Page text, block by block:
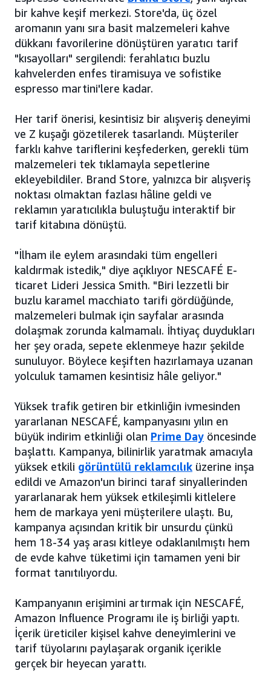
bir kahve keşif merkezi. Store'da, üç özel
aromanın yanı sıra basit malzemeleri kahve
dükkanı favorilerine dönüştüren yaratıcı tarif
"kısayolları" sergilendi: ferahlatıcı buzlu
kahvelerden enfes tiramisuya ve sofistike
espresso martini'lere kadar.
Her tarif önerisi, kesintisiz bir alışveriş deneyimi
ve Z kuşağı gözetilerek tasarlandı. Müşteriler
farklı kahve tariflerini keşfederken, gerekli tüm
malzemeleri tek tıklamayla sepetlerine
ekleyebildiler. Brand Store, yalnızca bir alışveriş
noktası olmaktan fazlası hâline geldi ve
reklamın yaratıcılıkla buluştuğu interaktif bir
tarif kitabına dönüştü.
"İlham ile eylem arasındaki tüm engelleri
kaldırmak istedik," diye açıklıyor NESCAFÉ E-
ticaret Lideri Jessica Smith. "Biri lezzetli bir
buzlu karamel macchiato tarifi gördüğünde,
malzemeleri bulmak için sayfalar arasında
dolaşmak zorunda kalmamalı. İhtiyaç duydukları
her şey orada, sepete eklenmeye hazır şekilde
sunuluyor. Böylece keşiften hazırlamaya uzanan
yolculuk tamamen kesintisiz hâle geliyor."
Yüksek trafik getiren bir etkinliğin ivmesinden
yararlanan NESCAFÉ, kampanyasını yılın en
büyük indirim etkinliği olan Prime Day öncesinde
başlattı. Kampanya, bilinirlik yaratmak amacıyla
yüksek etkili görüntülü reklamcılık üzerine inşa
edildi ve Amazon'un birinci taraf sinyallerinden
yararlanarak hem yüksek etkileşimli kitlelere
hem de markaya yeni müşterilere ulaştı. Bu,
kampanya açısından kritik bir unsurdu çünkü
hem 18-34 yaş arası kitleye odaklanılmıştı hem
de evde kahve tüketimi için tamamen yeni bir
format tanıtılıyordu.
Kampanyanın erişimini artırmak için NESCAFÉ,
Amazon Influence Programı ile iş birliği yaptı.
İçerik üreticiler kişisel kahve deneyimlerini ve
tarif tüyolarını paylaşarak organik içerikle
gerçek bir heyecan yarattı.